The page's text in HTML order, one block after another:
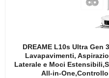
DREAME L10s Ultra
Lavapavimenti,
Laterale e Moci
All-in-